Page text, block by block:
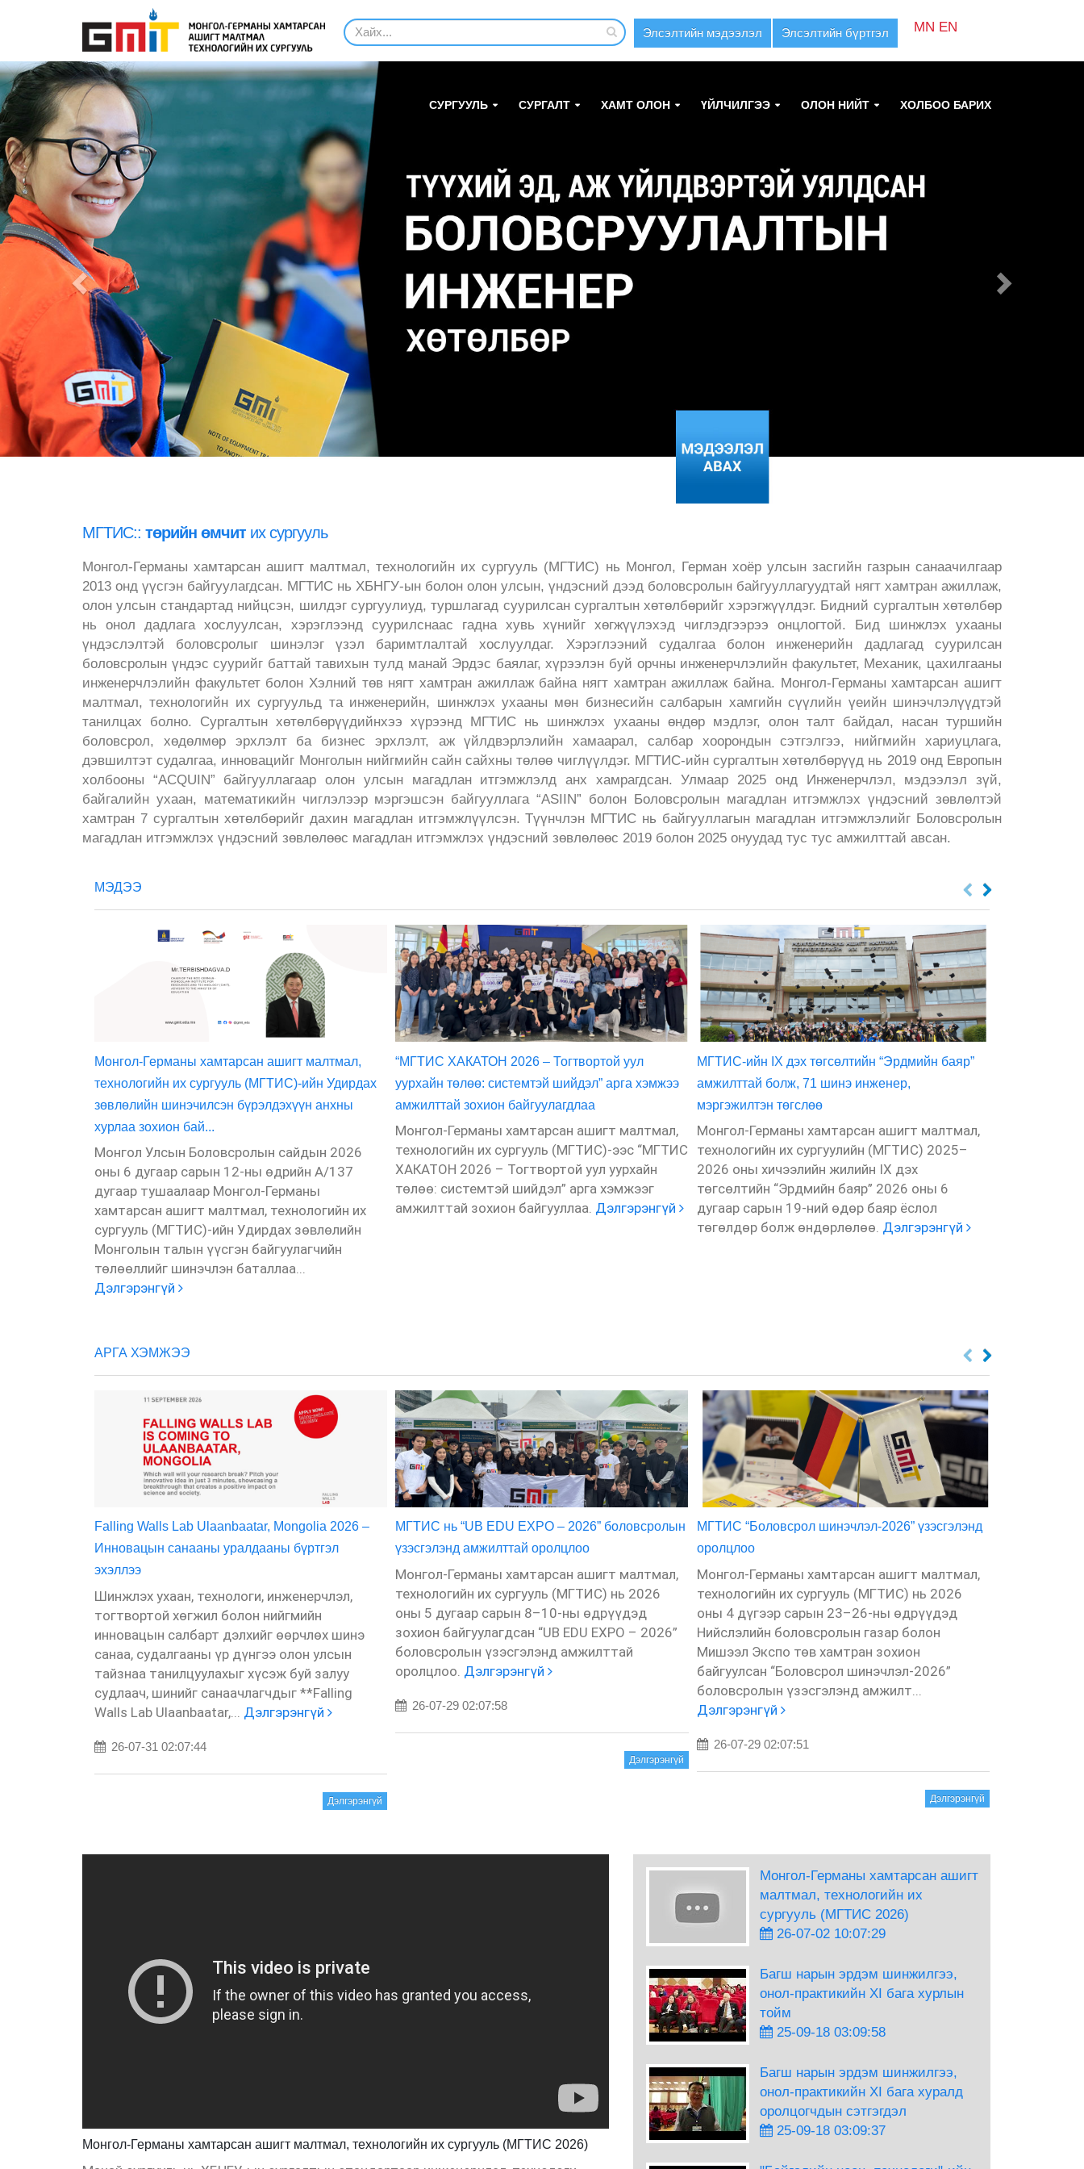
Элсэлтийн мэдээлэл Элсэлтийн бүртгэл MN EN
СУРГУУЛЬ СУРГАЛТ ХАМТ ОЛОН ҮЙЛЧИЛГЭЭ ОЛОН НИЙТ ХОЛБОО БАРИХ
МГТИС:: инженерийн
судалгаанд суурилсан
олон улсын
Кампус
Монгол-Германы хамтарсан
их сургууль
Монгол-Германы хамтарсан ашигт малтмал, технологийн их сургууль (МГТИС) нь Монгол, Герман хоёр улсын засгийн газрын санаачилгаар
2013 онд үүсгэн байгуулагдсан. МГТИС нь ХБНГУ-ын болон олон улсын, үндэсний дээд боловсролын байгууллагуудтай нягт хамтран ажиллаж,
олон улсын стандартад нийцсэн, шилдэг сургуулиуд, туршлагад суурилсан сургалтын хөтөлбөрийг хэрэгжүүлдэг. Бидний сургалтын хөтөлбөр
нь онол дадлага хослуулсан, хэрэглээнд суурилснаас гадна хувь хүнийг хөгжүүлэхэд чиглэдгээрээ онцлогтой. Бид шинжлэх ухааны
үндэслэлтэй боловсролыг шинэлэг үзэл баримтлалтай хослуулдаг. Хэрэглээний судалгаа болон инженерийн дадлагад суурилсан
боловсролын үндэс суурийг баттай тавихын тулд манай Эрдэс баялаг, хүрээлэн буй орчны инженерчлэлийн факультет, Механик, цахилгааны
инженерчлэлийн факультет болон Хэлний төв нягт хамтран ажиллаж байна нягт хамтран ажиллаж байна. Монгол-Германы хамтарсан ашигт
малтмал, технологийн их сургуульд та инженерийн, шинжлэх ухааны мөн бизнесийн салбарын хамгийн сүүлийн үеийн шинэчлэлүүдтэй
танилцах болно. Сургалтын хөтөлбөрүүдийнхээ хүрээнд МГТИС нь шинжлэх ухааны өндөр мэдлэг, олон талт байдал, насан туршийн
боловсрол, хөдөлмөр эрхлэлт ба бизнес эрхлэлт, аж үйлдвэрлэлийн хамаарал, салбар хоорондын сэтгэлгээ, нийгмийн хариуцлага,
дэвшилтэт судалгаа, инновацийг Монголын нийгмийн сайн сайхны төлөө чиглүүлдэг. МГТИС-ийн сургалтын хөтөлбөрүүд нь 2019 онд Европын
холбооны “ACQUIN” байгууллагаар олон улсын магадлан итгэмжлэлд анх хамрагдсан. Улмаар 2025 онд Инженерчлэл, мэдээлэл зүй,
байгалийн ухаан, математикийн чиглэлээр мэргэшсэн байгууллага “ASIIN” болон Боловсролын магадлан итгэмжлэх үндэсний зөвлөлтэй
хамтран 7 сургалтын хөтөлбөрийг дахин магадлан итгэмжлүүлсэн. Түүнчлэн МГТИС нь байгууллагын магадлан итгэмжлэлийг Боловсролын
магадлан итгэмжлэх үндэсний зөвлөлөөс магадлан итгэмжлэх үндэсний зөвлөлөөс 2019 болон 2025 онуудад тус тус амжилттай авсан.
МЭДЭЭ
Монгол-Германы хамтарсан ашигт малтмал,
технологийн их сургууль (МГТИС)-ийн Удирдах
зөвлөлийн шинэчилсэн бүрэлдэхүүн анхны
хурлаа зохион бай...
Монгол Улсын Боловсролын сайдын 2026
оны 6 дугаар сарын 12-ны өдрийн А/137
дугаар тушаалаар Монгол-Германы
хамтарсан ашигт малтмал, технологийн их
сургууль (МГТИС)-ийн Удирдах зөвлөлийн
Монголын талын үүсгэн байгуулагчийн
төлөөллийг шинэчлэн баталлаа...
Дэлгэрэнгүй
“МГТИС ХАКАТОН 2026 – Тогтвортой уул
уурхайн төлөө: системтэй шийдэл” арга хэмжээ
амжилттай зохион байгуулагдлаа
Монгол-Германы хамтарсан ашигт малтмал,
технологийн их сургууль (МГТИС)-ээс “МГТИС
ХАКАТОН 2026 – Тогтвортой уул уурхайн
төлөө: системтэй шийдэл” арга хэмжээг
амжилттай зохион байгууллаа. Дэлгэрэнгүй
МГТИС-ийн IX дэх төгсөлтийн “Эрдмийн баяр”
амжилттай болж, 71 шинэ инженер,
мэргэжилтэн төгслөө
Монгол-Германы хамтарсан ашигт малтмал,
технологийн их сургуулийн (МГТИС) 2025–
2026 оны хичээлийн жилийн IX дэх
төгсөлтийн “Эрдмийн баяр” 2026 оны 6
дугаар сарын 19-ний өдөр баяр ёслол
төгөлдөр болж өндөрлөлөө. Дэлгэрэнгүй
АРГА ХЭМЖЭЭ
Falling Walls Lab Ulaanbaatar, Mongolia 2026 –
Инновацын санааны уралдааны бүртгэл
эхэллээ
Шинжлэх ухаан, технологи, инженерчлэл,
тогтвортой хөгжил болон нийгмийн
инновацын салбарт дэлхийг өөрчлөх шинэ
санаа, судалгааны үр дүнгээ олон улсын
тайзнаа танилцуулахыг хүсэж буй залуу
судлаач, шинийг санаачлагчдыг **Falling
Walls Lab Ulaanbaatar,... Дэлгэрэнгүй
26-07-31 02:07:44
Дэлгэрэнгүй
МГТИС нь “UB EDU EXPO – 2026” боловсролын
үзэсгэлэнд амжилттай оролцлоо
Монгол-Германы хамтарсан ашигт малтмал,
технологийн их сургууль (МГТИС) нь 2026
оны 5 дугаар сарын 8–10-ны өдрүүдэд
зохион байгуулагдсан “UB EDU EXPO – 2026”
боловсролын үзэсгэлэнд амжилттай
оролцлоо. Дэлгэрэнгүй
26-07-29 02:07:58
Дэлгэрэнгүй
МГТИС “Боловсрол шинэчлэл-2026” үзэсгэлэнд
оролцлоо
Монгол-Германы хамтарсан ашигт малтмал,
технологийн их сургууль (МГТИС) нь 2026
оны 4 дүгээр сарын 23–26-ны өдрүүдэд
Нийслэлийн боловсролын газар болон
Мишээл Экспо төв хамтран зохион
байгуулсан “Боловсрол шинэчлэл-2026”
боловсролын үзэсгэлэнд амжилт...
Дэлгэрэнгүй
26-07-29 02:07:51
Дэлгэрэнгүй
Монгол-Германы хамтарсан ашигт малтмал, технологийн их сургууль (МГТИС 2026) Багш нарын эрдэм шинжилгээ, онол-практикийн XI бага хурлын тойм
Монгол-Германы хамтарсан ашигт
малтмал, технологийн их
сургууль (МГТИС 2026)
26-07-02 10:07:29
Багш нарын эрдэм шинжилгээ,
онол-практикийн XI бага хурлын
тойм
25-09-18 03:09:58
Багш нарын эрдэм шинжилгээ,
онол-практикийн XI бага хуралд
оролцогчдын сэтгэгдэл
25-09-18 03:09:37